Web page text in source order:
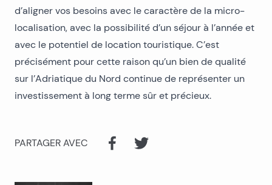
d’aligner vos besoins avec le caractère de la micro-
localisation, avec la possibilité d’un séjour à l’année et
avec le potentiel de location touristique. C’est
précisément pour cette raison qu’un bien de qualité
sur l’Adriatique du Nord continue de représenter un
investissement à long terme sûr et précieux.
PARTAGER AVEC